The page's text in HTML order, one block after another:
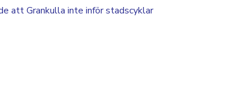
att Grankulla inte inför stadscyklar